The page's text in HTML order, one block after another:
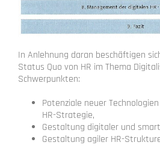
In Anlehnung daran beschäftigen
Status Quo von HR im Thema
Schwerpunkten:
Potenziale neuer
HR-Strategie,
Gestaltung digitaler und
Gestaltung agiler HR-